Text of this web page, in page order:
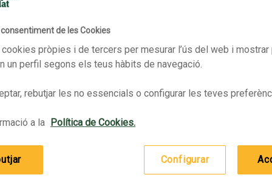
íntima Compreses
Sense ales
cap promoció
o consulta les nostres
la compra
de les Cookies
pròpies i de tercers per mesurar l’ús del web i
un perfil segons els teus hàbits de navegació.
rebutjar les no essencials o configurar les teves
a la Política de Cookies.
Configurar